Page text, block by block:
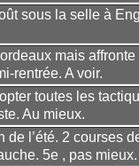
sous la selle à
mais
rentrée. A voir.
toutes les
Au mieux.
l’été. 2 courses
5e , pas mieux.